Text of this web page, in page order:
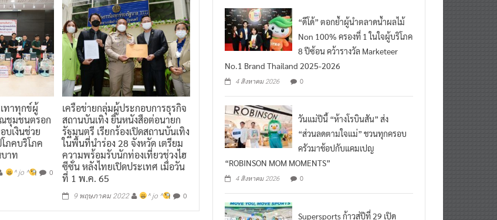
ทาทุกข์ผู้
ชุมชนตรอก
บเงินช่วย
ภคบริโภค
าท
^ jo ^ 0
เครือข่ายกลุ่มผู้ประกอบการธุรกิจ
สถานบันเทิง ยื่นหนังสือต่อนายก
รัฐมนตรี เรียกร้องเปิดสถานบันเทิง
ในพื้นที่นำร่อง 28 จังหวัด เตรียม
ความพร้อมรับนักท่องเที่ยวช่วงไฮ
ซีซั่น หลังไทยเปิดประเทศ เมื่อวัน
ที่ 1 พ.ค. 65
9 พฤษภาคม 2022 ^ jo ^ 0
“ดีโด้” ตอกย้ำผู้นำตลาดน้ำผลไม้
Non 100% ครองที่ 1 ในใจผู้บริโภค
8 ปีซ้อน คว้ารางวัล Marketeer
No.1 Brand Thailand 2025-2026
4 สิงหาคม 2026 0
วันแม่ปีนี้ “ห้างโรบินสัน” ส่ง
“ส่วนลดตามใจแม่” ชวนทุกครอบ
ครัวมาช้อปกับแคมเปญ
“ROBINSON MOM MOMENTS”
4 สิงหาคม 2026 0
Supersports ก้าวสู่ปีที่ 29 เปิด